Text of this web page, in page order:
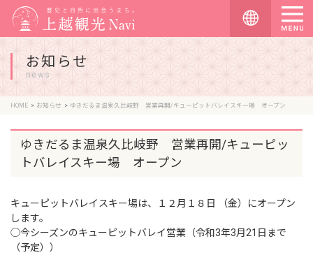
お知らせ
news
HOME お知らせ ゆきだるま温泉久比岐野 営業再開/キューピットバレイスキー場 オープン
ゆきだるま温泉久比岐野 営業再開/キューピッ
トバレイスキー場 オープン
キューピットバレイスキー場は、１２月１８日 （金）にオープン
します。
◯今シーズンのキューピットバレイ営業（令和3年3月21日まで
（予定））